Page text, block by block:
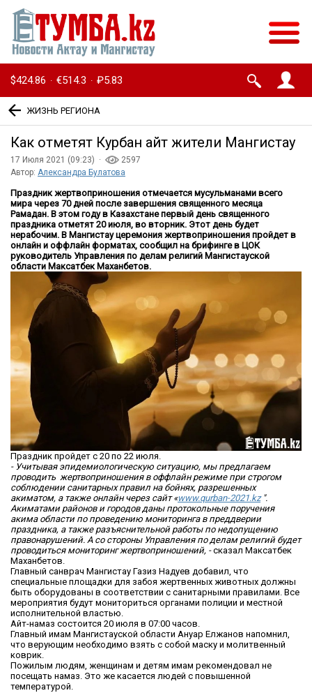
$424.86 · €514.3 · ₽5.83
ЖИЗНЬ РЕГИОНА
Как отметят Курбан айт жители Мангистау
17 Июля 2021 (09:23) ·
2597
Автор: Александра Булатова
Праздник жертвоприношения отмечается мусульманами всего
мира через 70 дней после завершения священного месяца
Рамадан. В этом году в Казахстане первый день священного
праздника отметят 20 июля, во вторник. Этот день будет
нерабочим. В Мангистау церемония жертвоприношения пройдет в
онлайн и оффлайн форматах, сообщил на брифинге в ЦОК
руководитель Управления по делам религий Мангистауской
области Максатбек Маханбетов.
Праздник пройдет с 20 по 22 июля.
- Учитывая эпидемиологическую ситуацию, мы предлагаем
проводить жертвоприношения в оффлайн режиме при строгом
соблюдении санитарных правил на бойнях, разрешенных
акиматом, а также онлайн через сайт «www.qurban-2021.kz".
Акиматами районов и городов даны протокольные поручения
акима области по проведению мониторинга в преддверии
праздника, а также разъяснительной работы по недопущению
правонарушений. А со стороны Управления по делам религий будет
проводиться мониторинг жертвоприношений, -сказал Максатбек
Маханбетов.
Главный санврач Мангистау Газиз Надуев добавил, что
специальные площадки для забоя жертвенных животных должны
быть оборудованы в соответствии с санитарными правилами. Все
мероприятия будут мониториться органами полиции и местной
исполнительной властью.
Айт-намаз состоится 20 июля в 07:00 часов.
Главный имам Мангистауской области Ануар Елжанов напомнил,
что верующим необходимо взять с собой маску и молитвенный
коврик.
Пожилым людям, женщинам и детям имам рекомендовал не
посещать намаз. Это же касается людей с повышенной
температурой.